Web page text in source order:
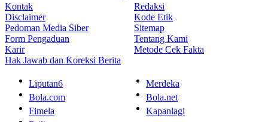
Kontak
Redaksi
Disclaimer
Kode Etik
Pedoman Media Siber
Sitemap
Form Pengaduan
Tentang Kami
Karir
Metode Cek Fakta
Hak Jawab dan Koreksi Berita
Liputan6
Merdeka
Bola.com
Bola.net
Fimela
Kapanlagi